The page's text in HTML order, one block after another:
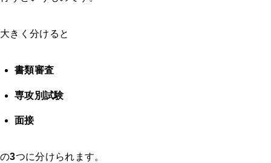
大きく分けると
書類審査
専攻別試験
面接
の3つに分けられます。